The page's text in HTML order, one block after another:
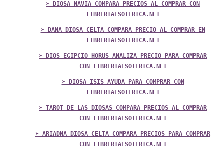
➤ DIOSA NAVIA COMPARA PRECIOS AL COMPRAR CON
LIBRERIAESOTERICA.NET
➤ DANA DIOSA CELTA COMPARA PRECIO AL COMPRAR EN
LIBRERIAESOTERICA.NET
➤ DIOS EGIPCIO HORUS ANALIZA PRECIO PARA COMPRAR
CON LIBRERIAESOTERICA.NET
➤ DIOSA ISIS AYUDA PARA COMPRAR CON
LIBRERIAESOTERICA.NET
➤ TAROT DE LAS DIOSAS COMPARA PRECIOS AL COMPRAR
CON LIBRERIAESOTERICA.NET
➤ ARIADNA DIOSA CELTA COMPARA PRECIOS PARA COMPRAR
CON LIBRERIAESOTERICA.NET